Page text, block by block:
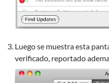
Luego se muestra esta
verificado, reportado